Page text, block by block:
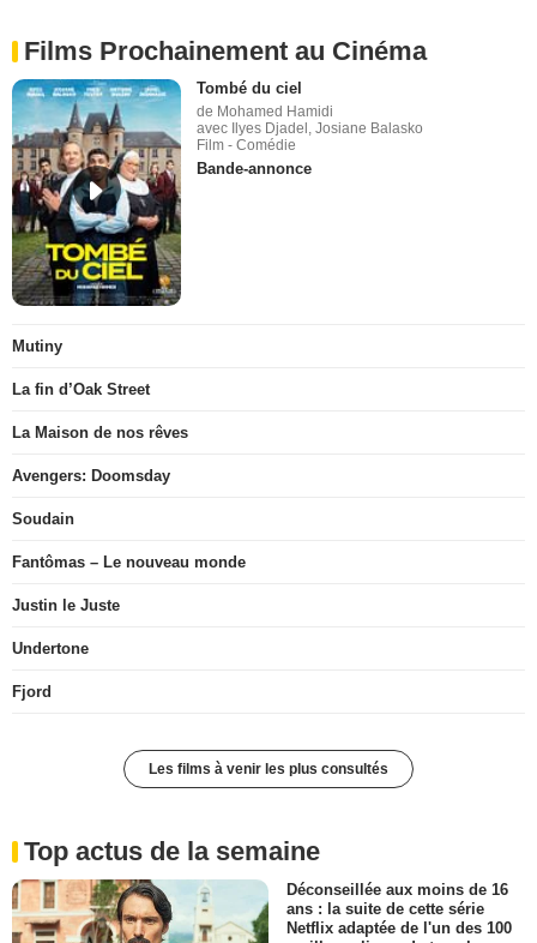
Films Prochainement au Cinéma
Tombé du ciel
de Mohamed Hamidi
avec Ilyes Djadel, Josiane Balasko
Film - Comédie
Bande-annonce
Mutiny
La fin d’Oak Street
La Maison de nos rêves
Avengers: Doomsday
Soudain
Fantômas – Le nouveau monde
Justin le Juste
Undertone
Fjord
Les films à venir les plus consultés
Top actus de la semaine
Déconseillée aux moins de 16
ans : la suite de cette série
Netflix adaptée de l'un des 100